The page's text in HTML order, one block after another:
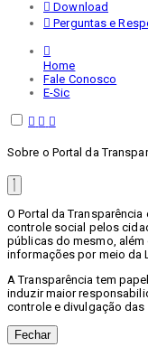
Download
Perguntas e
Home
Fale Conosco
E-Sic
Sobre o Portal da
O Portal da
controle social pelos
públicas do mesmo,
informações por meio da
A Transparência tem
induzir maior
controle e divulgação
Fechar